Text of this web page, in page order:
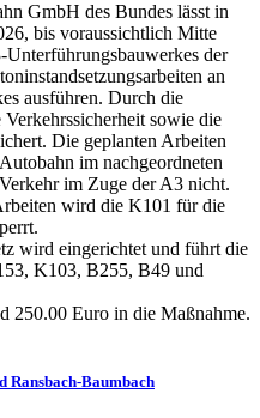
GmbH des Bundes lässt in
bis voraussichtlich Mitte
der
an
ausführen. Durch die
sowie die
Die geplanten Arbeiten
im nachgeordneten
im Zuge der A3 nicht.
wird die K101 für die
wird eingerichtet und führt die
K103, B255, B49 und
250.00 Euro in die Maßnahme.
Ransbach-Baumbach